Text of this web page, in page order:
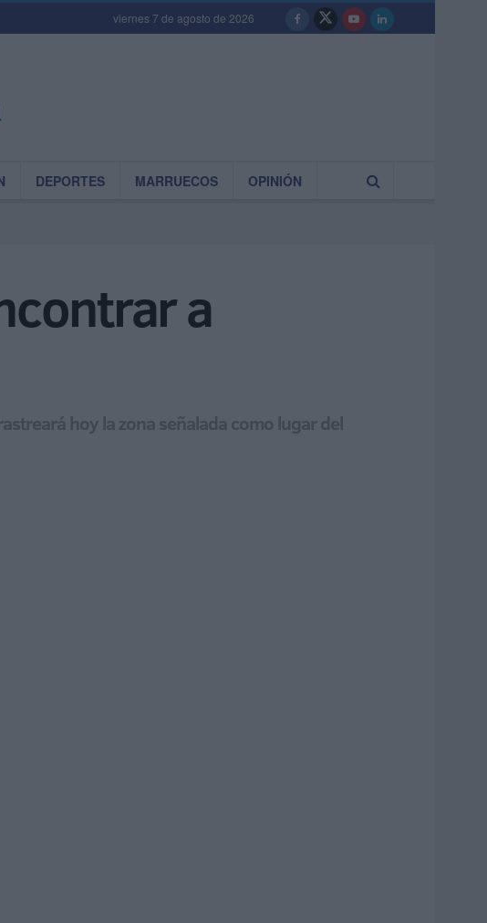
viernes 7 de agosto de 2026
DEPORTES MARRUECOS OPINIÓN
a
hoy la zona señalada como lugar del